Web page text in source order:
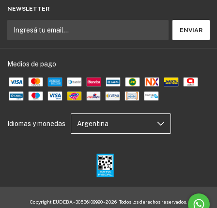
NEWSLETTER
Medios de pago
Idiomas y monedas
Copyright EUDEBA - 30536109990 - 2026. Todos los derechos reservados.